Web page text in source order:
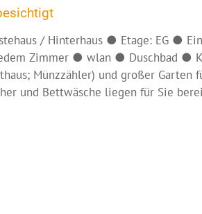
/ Hinterhaus ● Etage: EG ●
Zimmer ● wlan ● Duschbad ●
Münzzähler) und großer Garten
und Bettwäsche liegen für Sie